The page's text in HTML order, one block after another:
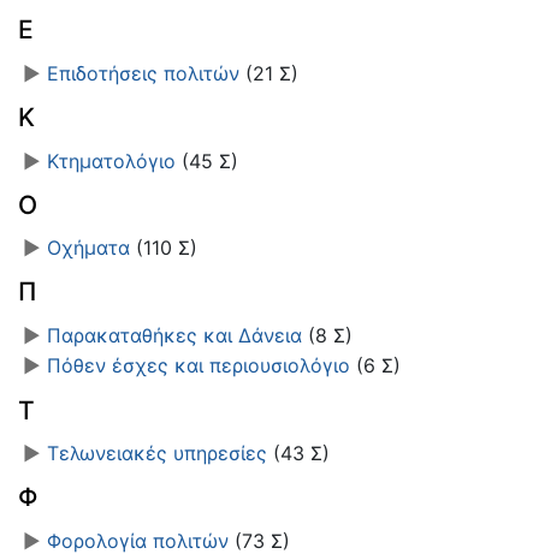
Ε
► Επιδοτήσεις πολιτών (21 Σ)
Κ
► Κτηματολόγιο (45 Σ)
Ο
► Οχήματα (110 Σ)
Π
► Παρακαταθήκες και Δάνεια (8 Σ)
► Πόθεν έσχες και περιουσιολόγιο (6 Σ)
Τ
► Τελωνειακές υπηρεσίες (43 Σ)
Φ
► Φορολογία πολιτών (73 Σ)